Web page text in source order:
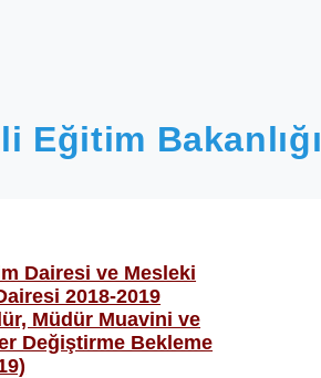
Eğitim Bakanlığı
Dairesi ve Mesleki
2018-2019
Müdür Muavini ve
Değiştirme Bekleme